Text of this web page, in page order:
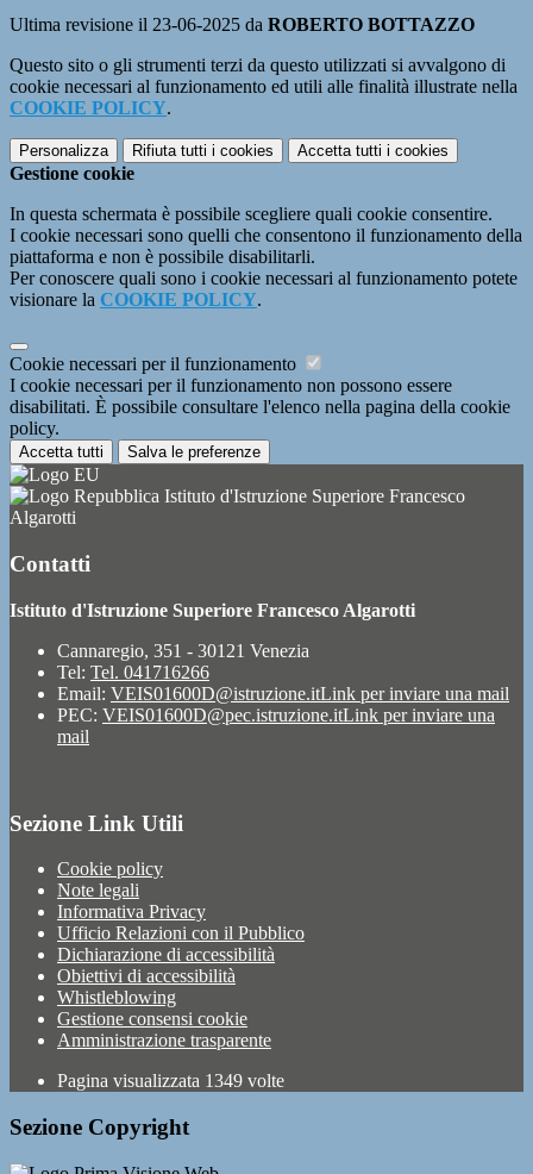
Ultima revisione il 23-06-2025 da ROBERTO BOTTAZZO
Questo sito o gli strumenti terzi da questo utilizzati si avvalgono di
cookie necessari al funzionamento ed utili alle finalità illustrate nella
COOKIE POLICY.
Personalizza Rifiuta tutti i cookies Accetta tutti i cookies
Gestione cookie
In questa schermata è possibile scegliere quali cookie consentire.
I cookie necessari sono quelli che consentono il funzionamento della
piattaforma e non è possibile disabilitarli.
Per conoscere quali sono i cookie necessari al funzionamento potete
visionare la COOKIE POLICY.
Cookie necessari per il funzionamento
I cookie necessari per il funzionamento non possono essere
disabilitati. È possibile consultare l'elenco nella pagina della cookie
policy.
Accetta tutti Salva le preferenze
Istituto d'Istruzione Superiore Francesco
Algarotti
Contatti
Istituto d'Istruzione Superiore Francesco Algarotti
Cannaregio, 351 - 30121 Venezia
Tel: Tel. 041716266
Email: VEIS01600D@istruzione.itLink per inviare una mail
PEC: VEIS01600D@pec.istruzione.itLink per inviare una
mail
Sezione Link Utili
Cookie policy
Note legali
Informativa Privacy
Ufficio Relazioni con il Pubblico
Dichiarazione di accessibilità
Obiettivi di accessibilità
Whistleblowing
Gestione consensi cookie
Amministrazione trasparente
Pagina visualizzata 1349 volte
Sezione Copyright